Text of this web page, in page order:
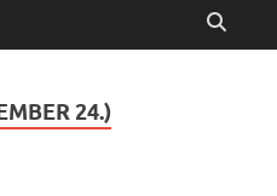
24.)